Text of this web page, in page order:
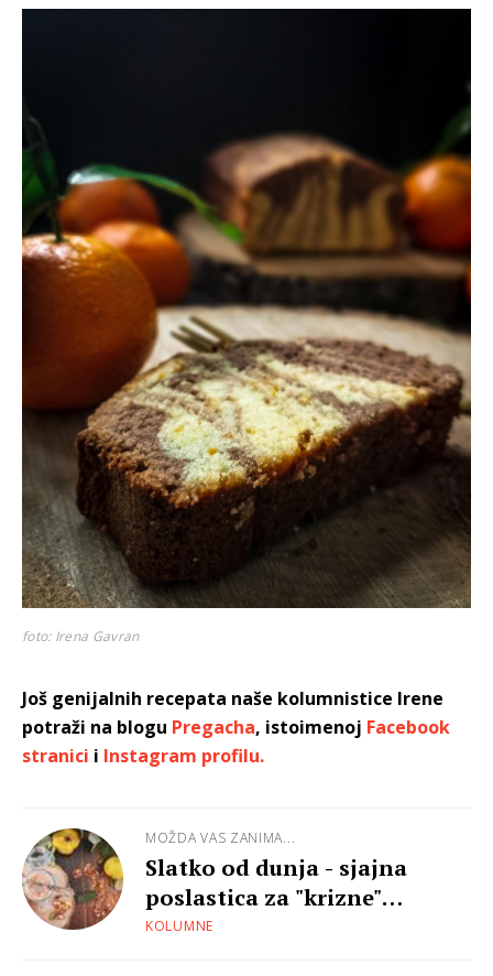
foto: Irena Gavran
Još genijalnih recepata naše kolumnistice Irene
potraži na blogu Pregacha, istoimenoj Facebook
stranici i Instagram profilu.
MOŽDA VAS ZANIMA...
Slatko od dunja - sjajna
poslastica za "krizne"
situacije
KOLUMNE